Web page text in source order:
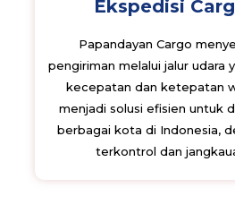
Ekspedisi
Papandayan Cargo
pengiriman melalui jalur udara
kecepatan dan ketepatan
menjadi solusi efisien untuk
berbagai kota di Indonesia,
terkontrol dan